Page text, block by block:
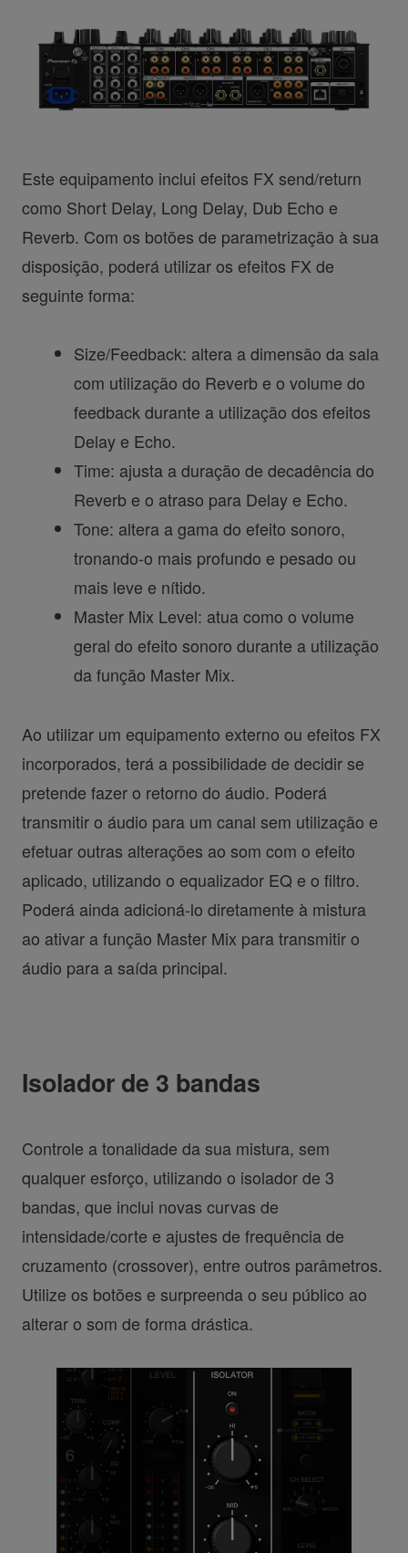
Este equipamento inclui efeitos FX send/return
como Short Delay, Long Delay, Dub Echo e
Reverb. Com os botões de parametrização à sua
disposição, poderá utilizar os efeitos FX de
seguinte forma:
Size/Feedback: altera a dimensão da sala
com utilização do Reverb e o volume do
feedback durante a utilização dos efeitos
Delay e Echo.
Time: ajusta a duração de decadência do
Reverb e o atraso para Delay e Echo.
Tone: altera a gama do efeito sonoro,
tronando-o mais profundo e pesado ou
mais leve e nítido.
Master Mix Level: atua como o volume
geral do efeito sonoro durante a utilização
da função Master Mix.
Ao utilizar um equipamento externo ou efeitos FX
incorporados, terá a possibilidade de decidir se
pretende fazer o retorno do áudio. Poderá
transmitir o áudio para um canal sem utilização e
efetuar outras alterações ao som com o efeito
aplicado, utilizando o equalizador EQ e o filtro.
Poderá ainda adicioná-lo diretamente à mistura
ao ativar a função Master Mix para transmitir o
áudio para a saída principal.
Isolador de 3 bandas
Controle a tonalidade da sua mistura, sem
qualquer esforço, utilizando o isolador de 3
bandas, que inclui novas curvas de
intensidade/corte e ajustes de frequência de
cruzamento (crossover), entre outros parâmetros.
Utilize os botões e surpreenda o seu público ao
alterar o som de forma drástica.